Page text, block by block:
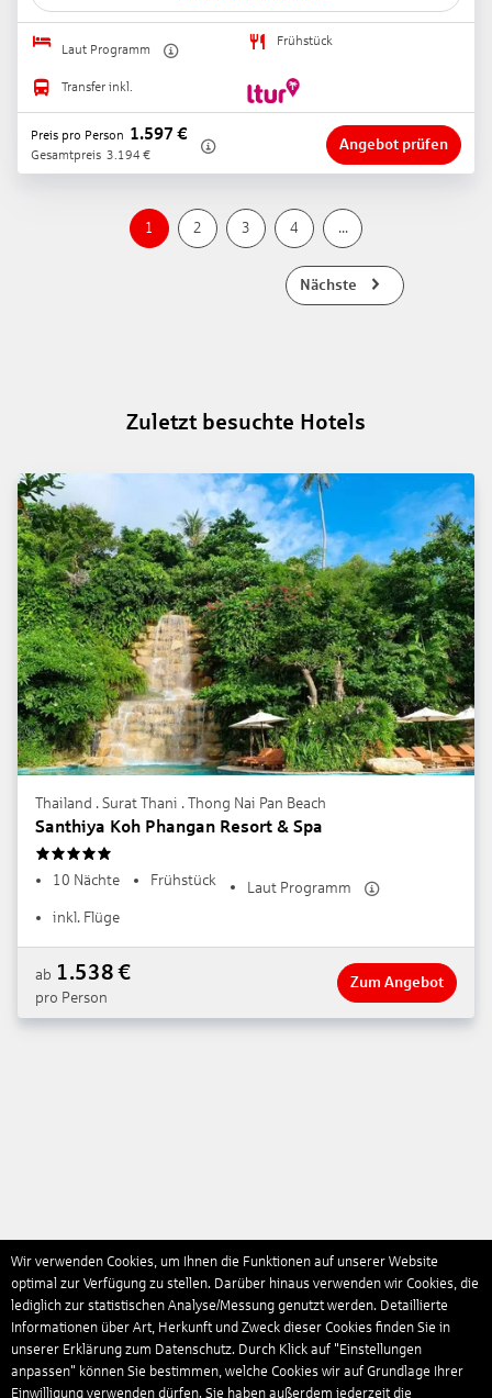
Laut Programm
Frühstück
Transfer inkl.
Preis pro Person 1.597 €
Gesamtpreis 3.194 €
Angebot prüfen
1 2 3 4 ...
Nächste
Zuletzt besuchte Hotels
Thailand . Surat Thani . Thong Nai Pan Beach
Santhiya Koh Phangan Resort & Spa
10 Nächte Frühstück
Laut Programm
inkl. Flüge
ab 1.538€
pro Person
Zum Angebot
Wir verwenden Cookies, um Ihnen die Funktionen auf unserer Website
optimal zur Verfügung zu stellen. Darüber hinaus verwenden wir Cookies, die
lediglich zur statistischen Analyse/Messung genutzt werden. Detaillierte
Informationen über Art, Herkunft und Zweck dieser Cookies finden Sie in
unserer Erklärung zum Datenschutz. Durch Klick auf "Einstellungen
anpassen" können Sie bestimmen, welche Cookies wir auf Grundlage Ihrer
Einwilligung verwenden dürfen. Sie haben außerdem jederzeit die